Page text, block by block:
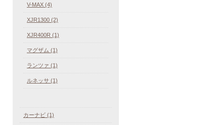
V-MAX (4)
XJR1300 (2)
XJR400R (1)
マグザム (1)
ランツァ (1)
ルネッサ (1)
カーナビ (1)